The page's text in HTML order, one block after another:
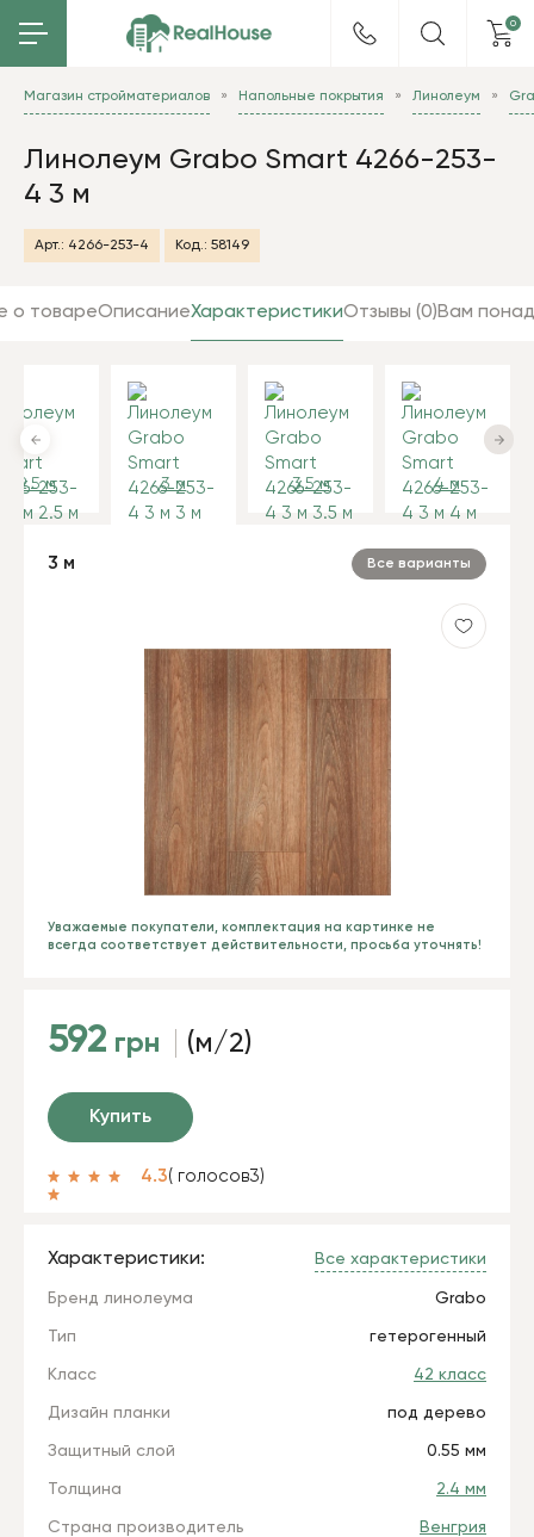
0
Магазин стройматериалов Напольные покрытия Линолеум
Линолеум Grabo Smart 4266-253-
4 3 м
Арт.: 4266-253-4 Код.: 58149
о товареОписаниеХарактеристикиОтзывы (0)Вам
Уважаемые покупатели, комплектация на картинке не
всегда соответствует действительности, просьба уточнять!
2.5 м 3 м 3.5 м 4 м
3 м Все варианты
592 грн (м/2)
Купить
4.3( голосов3)
Характеристики: Все характеристики
Бренд линолеума Grabo
Тип гетерогенный
Класс 42 класс
Дизайн планки под дерево
Защитный слой 0.55 мм
Толщина 2.4 мм
Страна производитель Венгрия